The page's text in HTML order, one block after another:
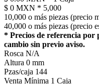
$ 0 MXN * 5,000
10,000 o más piezas (precio
40,000 o más piezas (precio
* Precios de referencia por
cambio sin previo aviso.
Rosca N/A
Altura 0 mm
Pzas/caja 144
Venta Mínima 1 Caja